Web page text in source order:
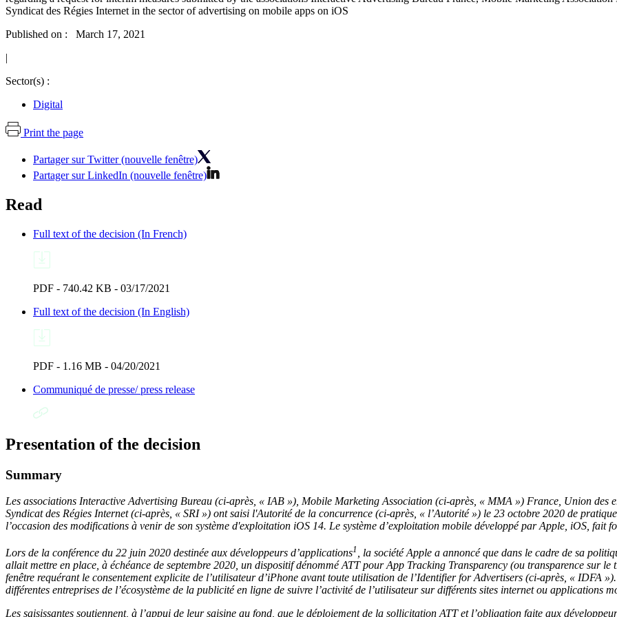
Syndicat des Régies Internet in the sector of advertising on mobile apps on iOS
Published on : March 17, 2021
|
Sector(s) :
Digital
Print the page
Partager sur Twitter (nouvelle fenêtre)
Partager sur LinkedIn (nouvelle fenêtre)
Read
Full text of the decision (In French)
PDF - 740.42 KB - 03/17/2021
Full text of the decision (In English)
PDF - 1.16 MB - 04/20/2021
Communiqué de presse/ press release
Presentation of the decision
Summary
Les associations Interactive Advertising Bureau (ci-après, « IAB »), Mobile Marketing Association (ci-après, « MMA ») France, Union des
Syndicat des Régies Internet (ci-après, « SRI ») ont saisi l'Autorité de la concurrence (ci-après, « l’Autorité ») le 23 octobre 2020 de
l’occasion des modifications à venir de son système d'exploitation iOS 14. Le système d’exploitation mobile développé par Apple, iOS, fait
Lors de la conférence du 22 juin 2020 destinée aux développeurs d’applications1
, la société Apple a annoncé que dans le cadre de sa
allait mettre en place, à échéance de septembre 2020, un dispositif dénommé ATT pour App Tracking Transparency (ou transparence sur
fenêtre requérant le consentement explicite de l’utilisateur d’iPhone avant toute utilisation de l’Identifier for Advertisers (ci-après, « IDFA
différentes entreprises de l’écosystème de la publicité en ligne de suivre l’activité de l’utilisateur sur différents sites internet ou applications
Les saisissantes soutiennent, à l’appui de leur saisine au fond, que le déploiement de la sollicitation ATT et l’obligation faite aux